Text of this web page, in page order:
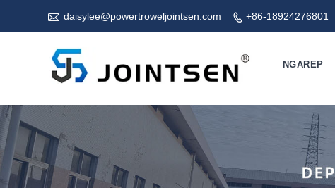
 daisylee@powertroweljointsen.com  +86-18924276801
NGAREP